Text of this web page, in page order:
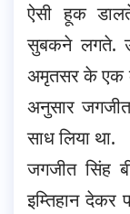
ऐसी हूक
सुबकने लगते.
अमृतसर के एक
अनुसार
साध लिया था.
जगजीत सिंह
इम्तिहान देकर